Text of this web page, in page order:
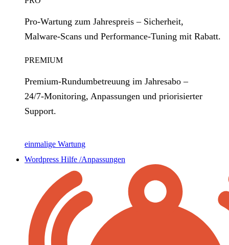
Pro‑Wartung zum Jahrespreis – Sicherheit,
Malware‑Scans und Performance‑Tuning mit Rabatt.
PREMIUM
Premium‑Rundumbetreuung im Jahresabo –
24/7‑Monitoring, Anpassungen und priorisierter
Support.
einmalige Wartung
Wordpress Hilfe /Anpassungen